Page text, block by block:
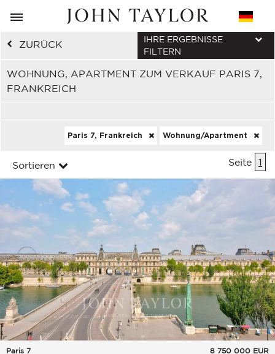
ZURÜCK
WOHNUNG, APARTMENT ZUM VERKAUF PARIS 7,
FRANKREICH
IHRE ERGEBNISSE
FILTERN
Paris 7, Frankreich Wohnung/Apartment
Sortieren Seite 1
Paris 7
8 750 000 EUR